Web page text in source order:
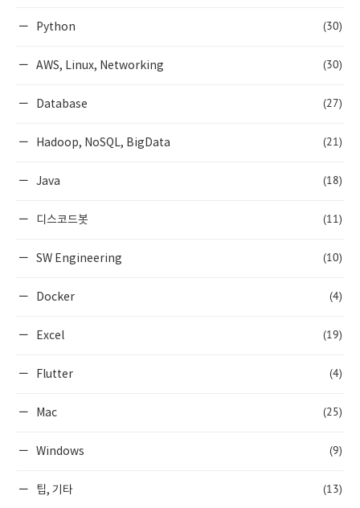
Python (30)
AWS, Linux, Networking (30)
Database (27)
Hadoop, NoSQL, BigData (21)
Java (18)
디스코드봇 (11)
SW Engineering (10)
Docker (4)
Excel (19)
Flutter (4)
Mac (25)
Windows (9)
팁, 기타 (13)